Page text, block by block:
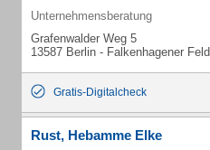
Unternehmensberatung
Grafenwalder Weg 5
13587 Berlin - Falkenhagener Feld
Gratis-Digitalcheck
Rust, Hebamme Elke